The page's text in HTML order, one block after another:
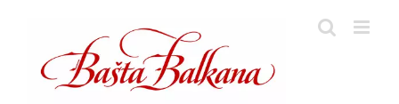
content